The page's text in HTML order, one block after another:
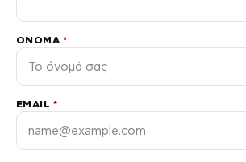
ΌΝΟΜΑ *
EMAIL *